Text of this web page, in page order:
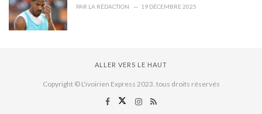
PAR LA RÉDACTION 19 DÉCEMBRE 2025
ALLER VERS LE HAUT
Copyright © L'ivoirien Express 2023. tous droits réservés